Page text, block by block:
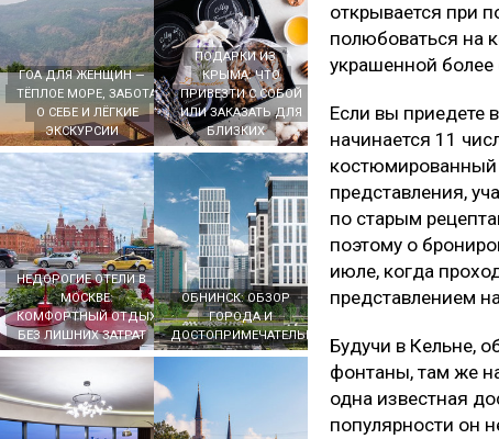
ГОА ДЛЯ ЖЕНЩИН —
ТЁПЛОЕ МОРЕ, ЗАБОТА
О СЕБЕ И ЛЁГКИЕ
ЭКСКУРСИИ
ПОДАРКИ ИЗ
КРЫМА: ЧТО
ПРИВЕЗТИ С СОБОЙ
ИЛИ ЗАКАЗАТЬ ДЛЯ
БЛИЗКИХ
НЕДОРОГИЕ ОТЕЛИ В
МОСКВЕ:
КОМФОРТНЫЙ ОТДЫХ
БЕЗ ЛИШНИХ ЗАТРАТ
ОБНИНСК: ОБЗОР
ГОРОДА И
ДОСТОПРИМЕЧАТЕЛЬНОСТЕЙ
открывается при
полюбоваться на
украшенной более
Если вы приедете
начинается 11
костюмированный
представления,
по старым
поэтому о
июле, когда
представлением
Будучи в Кельне,
фонтаны, там же
одна известная
популярности он